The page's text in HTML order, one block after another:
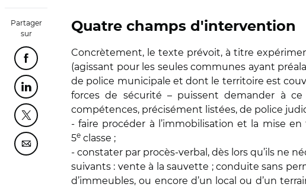
Partager
sur
Partager cette page sur Facebook
Partager cette page sur Linkedin
Partager cette page sur Twitter
Partager cette page sur Courriel
Quatre champs d'intervention
Concrètement, le texte prévoit, à titre
(agissant pour les seules communes ayant
de police municipale et dont le territoire est
forces de sécurité – puissent demander à
compétences, précisément listées, de police
- faire procéder à l’immobilisation et la mise
5e classe ;
- constater par procès-verbal, dès lors qu’ils ne
suivants : vente à la sauvette ; conduite sans
d’immeubles, ou encore d’un local ou d’un